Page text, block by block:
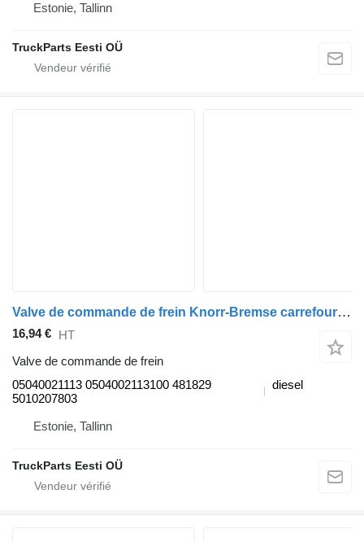
Estonie, Tallinn
TruckParts Eesti OÜ
Valve de commande de frein Knorr-Bremse carrefour (01.06-) 05040021113 pour Irisbus Arway, Crossway, Crealis, Magelys, Proway, Daily Tourys (2006-)
16,94 € HT
Valve de commande de frein
05040021113 0504002113100 481829
5010207803
diesel
Estonie, Tallinn
TruckParts Eesti OÜ